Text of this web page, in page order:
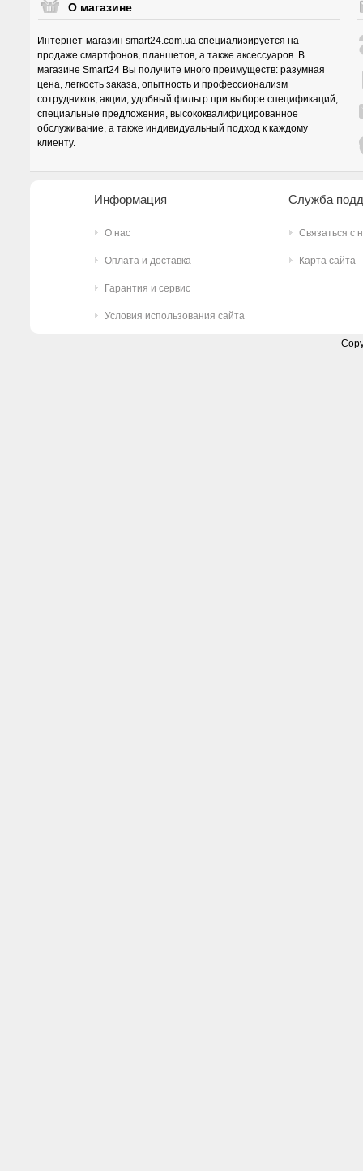
О магазине
Интернет-магазин smart24.com.ua специализируется на
продаже смартфонов, планшетов, а также аксессуаров. В
магазине Smart24 Вы получите много преимуществ: разумная
цена, легкость заказа, опытность и профессионализм
сотрудников, акции, удобный фильтр при выборе спецификаций,
специальные предложения, высококвалифицированное
обслуживание, а также индивидуальный подход к каждому
клиенту.
Информация
О нас
Оплата и доставка
Гарантия и сервис
Условия использования сайта
Служба
Связаться с
Карта сайта